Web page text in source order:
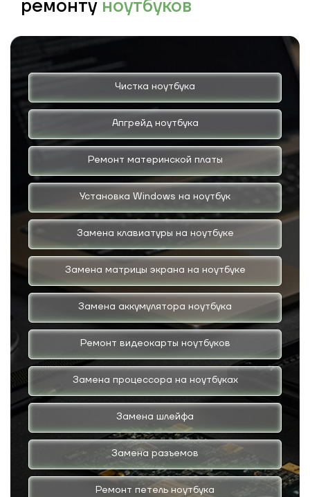
ремонту ноутбуков
Чистка ноутбука
Апгрейд ноутбука
Ремонт материнской платы
Установка Windows на ноутбук
Замена клавиатуры на ноутбуке
Замена матрицы экрана на ноутбуке
Замена аккумулятора ноутбука
Ремонт видеокарты ноутбуков
Замена процессора на ноутбуках
Замена шлейфа
Замена разъемов
Ремонт петель ноутбука